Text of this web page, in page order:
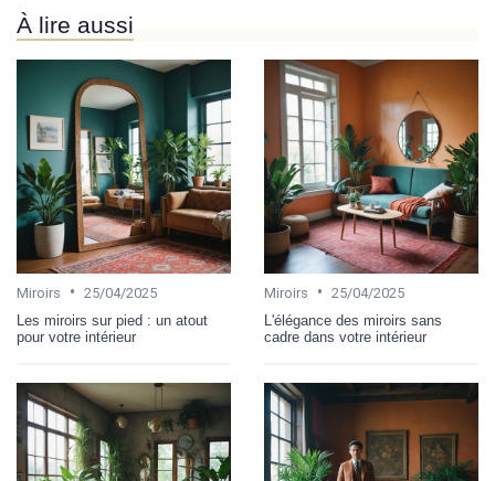
À lire aussi
Miroirs • 25/04/2025
Les miroirs sur pied : un atout
pour votre intérieur
Miroirs • 25/04/2025
L'élégance des miroirs sans
cadre dans votre intérieur